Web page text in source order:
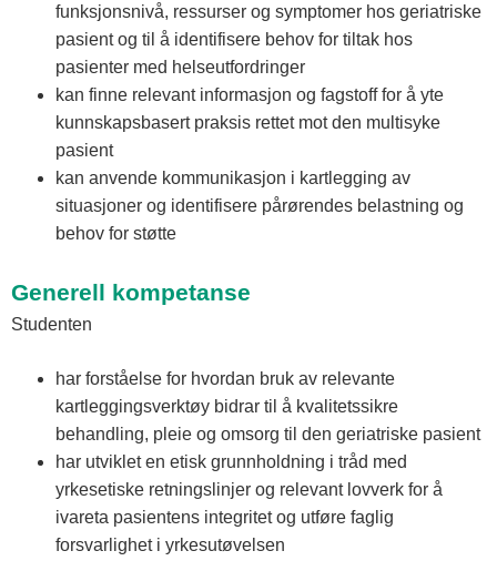
funksjonsnivå, ressurser og symptomer hos geriatriske
pasient og til å identifisere behov for tiltak hos
pasienter med helseutfordringer
kan finne relevant informasjon og fagstoff for å yte
kunnskapsbasert praksis rettet mot den multisyke
pasient
kan anvende kommunikasjon i kartlegging av
situasjoner og identifisere pårørendes belastning og
behov for støtte
Generell kompetanse
Studenten
har forståelse for hvordan bruk av relevante
kartleggingsverktøy bidrar til å kvalitetssikre
behandling, pleie og omsorg til den geriatriske pasient
har utviklet en etisk grunnholdning i tråd med
yrkesetiske retningslinjer og relevant lovverk for å
ivareta pasientens integritet og utføre faglig
forsvarlighet i yrkesutøvelsen